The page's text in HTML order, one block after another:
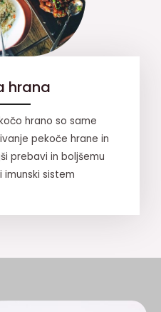
hrana
hrano so same
pekoče hrane in
prebavi in boljšemu
imunski sistem